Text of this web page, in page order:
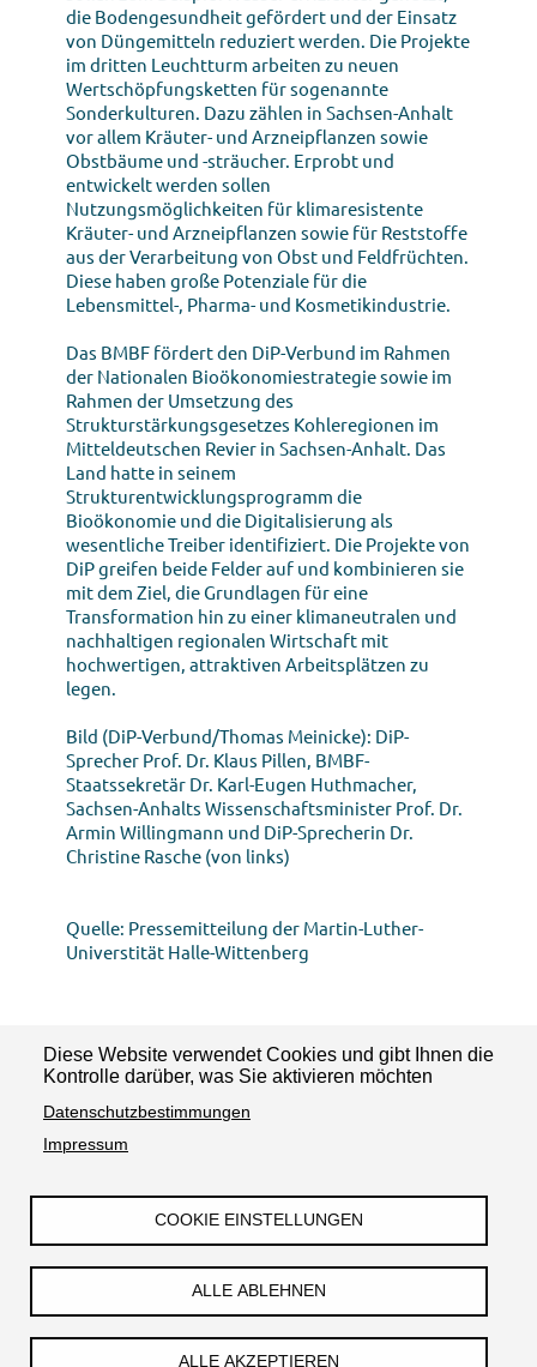
Diese Website verwendet Cookies und gibt Ihnen die
Kontrolle darüber, was Sie aktivieren möchten
Datenschutzbestimmungen
Impressum
COOKIE EINSTELLUNGEN
ALLE ABLEHNEN
ALLE AKZEPTIEREN
die Bodengesundheit gefördert und der Einsatz
von Düngemitteln reduziert werden. Die Projekte
im dritten Leuchtturm arbeiten zu neuen
Wertschöpfungsketten für sogenannte
Sonderkulturen. Dazu zählen in Sachsen-Anhalt
vor allem Kräuter- und Arzneipflanzen sowie
Obstbäume und -sträucher. Erprobt und
entwickelt werden sollen
Nutzungsmöglichkeiten für klimaresistente
Kräuter- und Arzneipflanzen sowie für Reststoffe
aus der Verarbeitung von Obst und Feldfrüchten.
Diese haben große Potenziale für die
Lebensmittel-, Pharma- und Kosmetikindustrie.
Das BMBF fördert den DiP-Verbund im Rahmen
der Nationalen Bioökonomiestrategie sowie im
Rahmen der Umsetzung des
Strukturstärkungsgesetzes Kohleregionen im
Mitteldeutschen Revier in Sachsen-Anhalt. Das
Land hatte in seinem
Strukturentwicklungsprogramm die
Bioökonomie und die Digitalisierung als
wesentliche Treiber identifiziert. Die Projekte von
DiP greifen beide Felder auf und kombinieren sie
mit dem Ziel, die Grundlagen für eine
Transformation hin zu einer klimaneutralen und
nachhaltigen regionalen Wirtschaft mit
hochwertigen, attraktiven Arbeitsplätzen zu
legen.
Bild (DiP-Verbund/Thomas Meinicke): DiP-
Sprecher Prof. Dr. Klaus Pillen, BMBF-
Staatssekretär Dr. Karl-Eugen Huthmacher,
Sachsen-Anhalts Wissenschaftsminister Prof. Dr.
Armin Willingmann und DiP-Sprecherin Dr.
Christine Rasche (von links)
Quelle: Pressemitteilung der Martin-Luther-
Universtität Halle-Wittenberg
News teilen:
Impressum Datenschutzerklärung
Barrierefreiheit
Kontakt
© TGZ Halle Technologie- und Gründerzentrum Halle GmbH